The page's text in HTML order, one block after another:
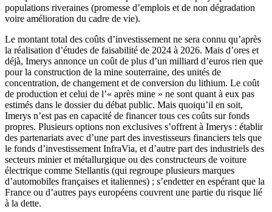
populations riveraines (promesse d’emplois et de non dégradation
voire amélioration du cadre de vie).
Le montant total des coûts d’investissement ne sera connu qu’après
la réalisation d’études de faisabilité de 2024 à 2026. Mais d’ores et
déjà, Imerys annonce un coût de plus d’un milliard d’euros rien que
pour la construction de la mine souterraine, des unités de
concentration, de changement et de conversion du lithium. Le coût
de production et celui de l’« après mine » ne sont quant à eux pas
estimés dans le dossier du débat public. Mais quoiqu’il en soit,
Imerys n’est pas en capacité de financer tous ces coûts sur fonds
propres. Plusieurs options non exclusives s’offrent à Imerys : établir
des partenariats avec d’une part des investisseurs financiers tels que
le fonds d’investissement InfraVia, et d’autre part des industriels des
secteurs minier et métallurgique ou des constructeurs de voiture
électrique comme Stellantis (qui regroupe plusieurs marques
d’automobiles françaises et italiennes) ; s’endetter en espérant que la
France ou d’autres pays européens couvrent une partie du risque lié
à la dette.